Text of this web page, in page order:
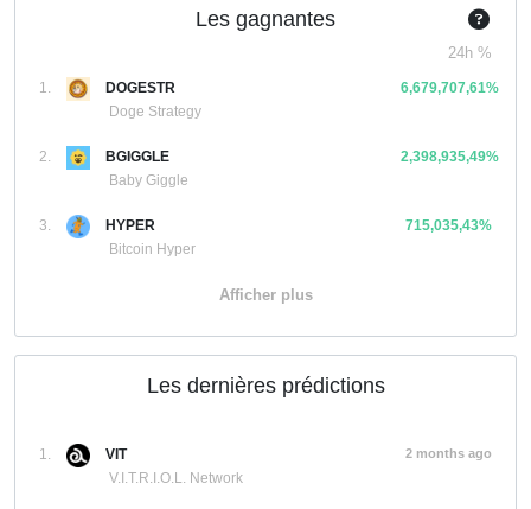
Les gagnantes
24h %
1.
DOGESTR
Doge Strategy
6,679,707,61%
2.
BGIGGLE
Baby Giggle
2,398,935,49%
3.
HYPER
Bitcoin Hyper
715,035,43%
Afficher plus
Les dernières prédictions
1.
VIT
V.I.T.R.I.O.L. Network
2 months ago